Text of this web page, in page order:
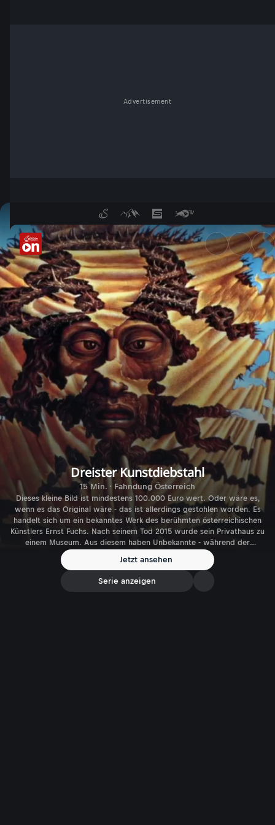
Advertisement
Dreister Kunstdiebstahl -
Dreister Kunstdiebstahl
15 Min. · Fahndung Österreich
Dieses kleine Bild ist mindestens 100.000 Euro wert. Oder wäre es,
wenn es das Original wäre - das ist allerdings gestohlen worden. Es
handelt sich um ein bekanntes Werk des berühmten österreichischen
Künstlers Ernst Fuchs. Nach seinem Tod 2015 wurde sein Privathaus zu
einem Museum. Aus diesem haben Unbekannte - während der
Öffnungszeiten - unter anderem dieses Bild gestohlen.
Jetzt ansehen
Serie anzeigen